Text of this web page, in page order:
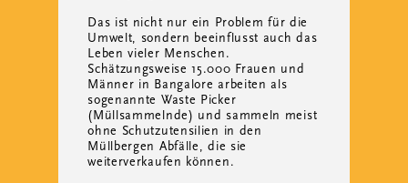
Das ist nicht nur ein Problem für die
Umwelt, sondern beeinflusst auch das
Leben vieler Menschen.
Schätzungsweise 15.000 Frauen und
Männer in Bangalore arbeiten als
sogenannte Waste Picker
(Müllsammelnde) und sammeln meist
ohne Schutzutensilien in den
Müllbergen Abfälle, die sie
weiterverkaufen können.